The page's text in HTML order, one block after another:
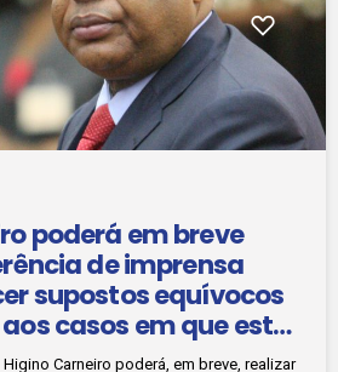
poderá em breve
de imprensa
supostos equívocos
casos em que está
Carneiro poderá, em breve, realizar